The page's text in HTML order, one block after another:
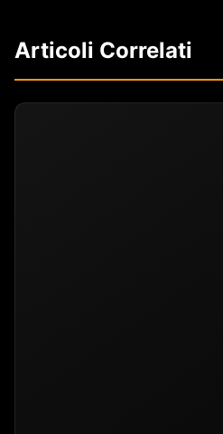
Articoli Correlati